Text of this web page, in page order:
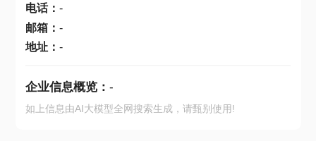
电话： -
邮箱： -
地址： -
企业信息概览： -
如上信息由AI大模型全网搜索生成，请甄别使用!